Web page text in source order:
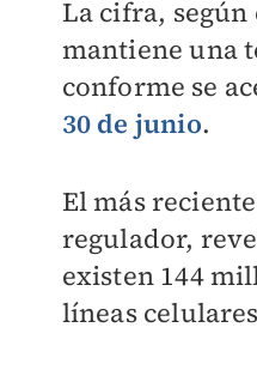
La cifra,
mantiene una
conforme se
30 de junio.
El más
regulador,
existen 144
líneas